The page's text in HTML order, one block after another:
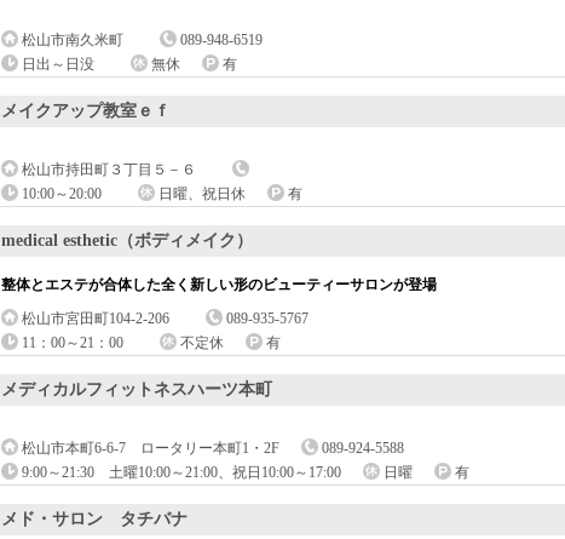
松山市南久米町
089-948-6519
日出～日没
無休 有
メイクアップ教室ｅｆ
松山市持田町３丁目５－６
10:00～20:00
日曜、祝日休 有
medical esthetic（ボディメイク）
整体とエステが合体した全く新しい形のビューティーサロンが登場
松山市宮田町104-2-206
089-935-5767
11：00～21：00
不定休 有
メディカルフィットネスハーツ本町
松山市本町6-6-7 ロータリー本町1・2F
089-924-5588
9:00～21:30 土曜10:00～21:00、祝日10:00～17:00
日曜 有
メド・サロン タチバナ